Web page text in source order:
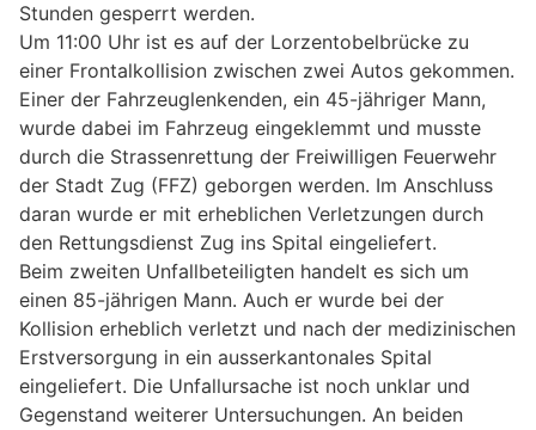
Stunden gesperrt werden.
Um 11:00 Uhr ist es auf der Lorzentobelbrücke zu
einer Frontalkollision zwischen zwei Autos gekommen.
Einer der Fahrzeuglenkenden, ein 45-jähriger Mann,
wurde dabei im Fahrzeug eingeklemmt und musste
durch die Strassenrettung der Freiwilligen Feuerwehr
der Stadt Zug (FFZ) geborgen werden. Im Anschluss
daran wurde er mit erheblichen Verletzungen durch
den Rettungsdienst Zug ins Spital eingeliefert.
Beim zweiten Unfallbeteiligten handelt es sich um
einen 85-jährigen Mann. Auch er wurde bei der
Kollision erheblich verletzt und nach der medizinischen
Erstversorgung in ein ausserkantonales Spital
eingeliefert. Die Unfallursache ist noch unklar und
Gegenstand weiterer Untersuchungen. An beiden